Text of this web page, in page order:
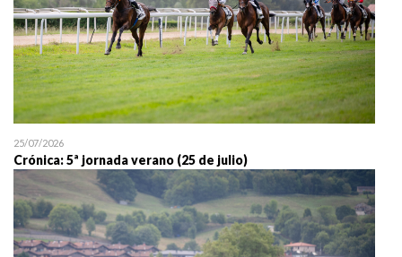
25/07/2026
Crónica: 5ª jornada verano (25 de julio)